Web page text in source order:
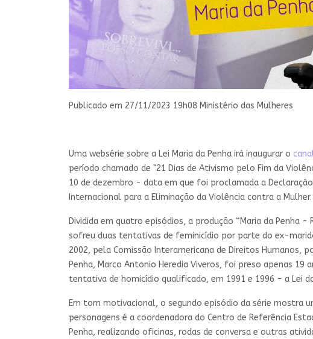
Publicado em 27/11/2023 19h08 Ministério das Mulheres
Uma websérie sobre a Lei Maria da Penha irá inaugurar o
período chamado de "21 Dias de Ativismo pelo Fim da
10 de dezembro - data em que foi proclamada a
Internacional para a Eliminação da Violência contra a Mulher.
Dividida em quatro episódios, a produção “Maria da Penha
sofreu duas tentativas de feminicídio por parte do ex-
2002, pela Comissão Interamericana de Direitos Humanos,
Penha, Marco Antonio Heredia Viveros, foi preso apenas
tentativa de homicídio qualificado, em 1991 e 1996 - a Lei
Em tom motivacional, o segundo episódio da série mostra
personagens é a coordenadora do Centro de Referência
Penha, realizando oficinas, rodas de conversa e outras